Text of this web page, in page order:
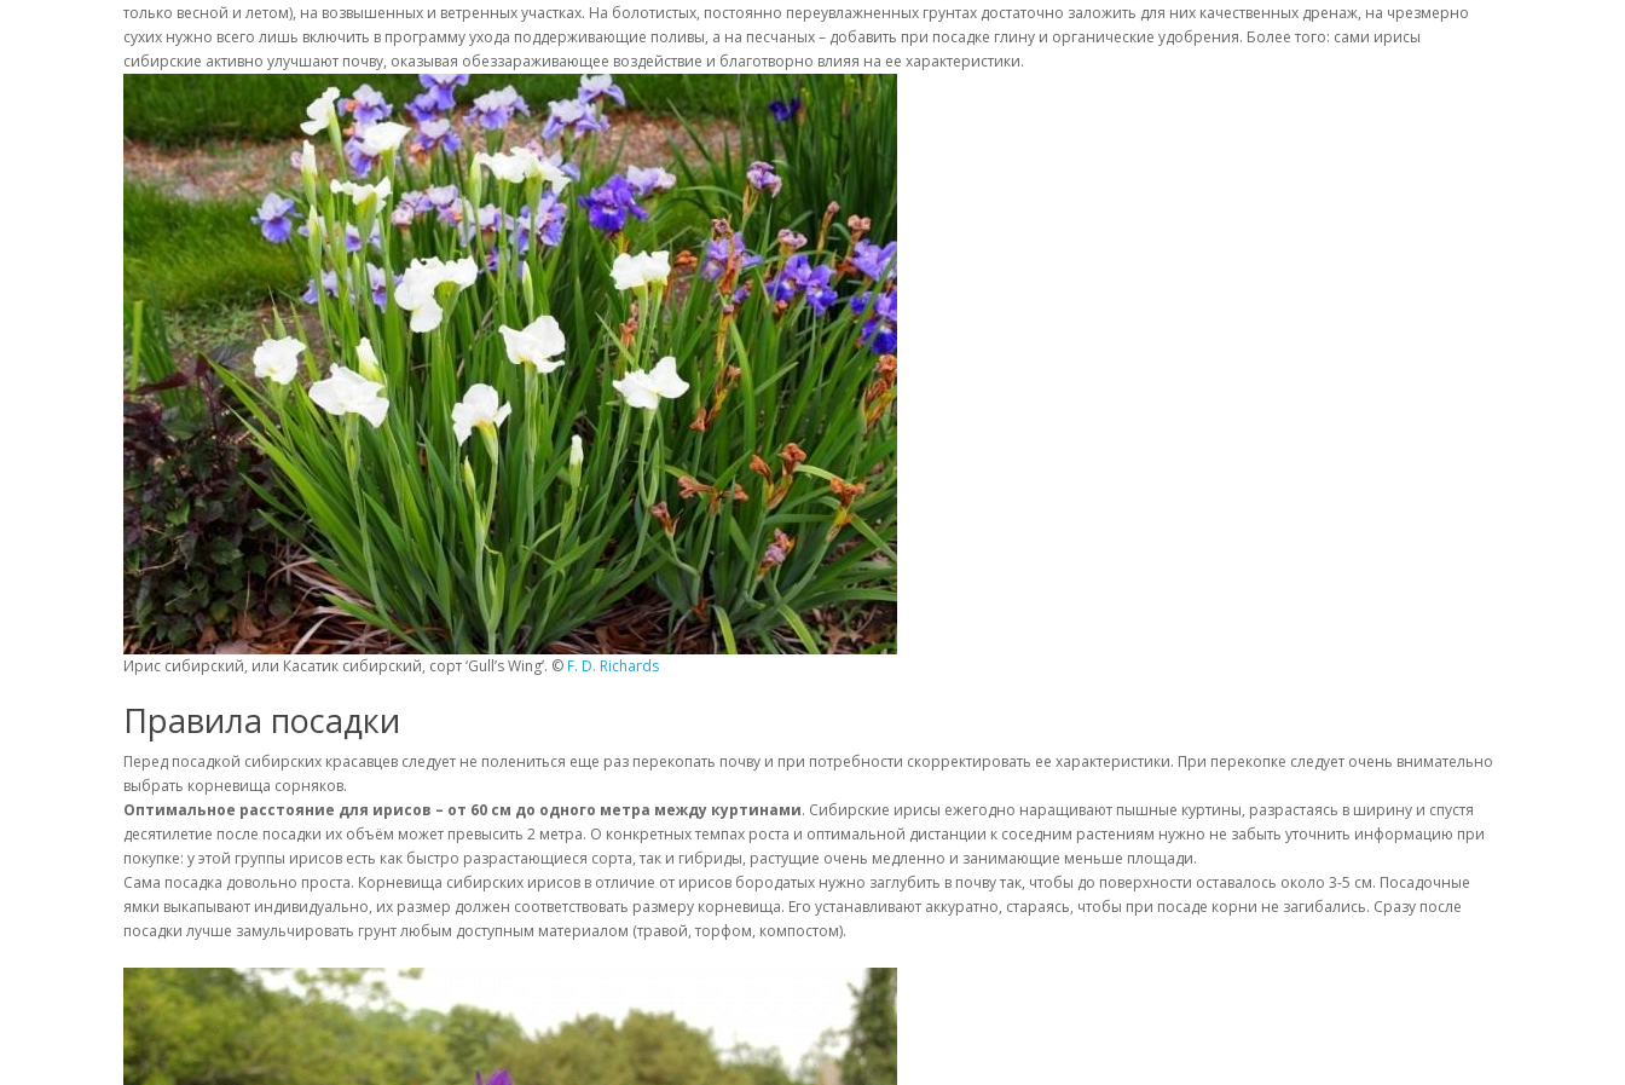
только весной и летом), на возвышенных и ветренных участках. На болотистых, постоянно переувлажненных грунтах достаточно заложить для них качественных дренаж, на чрезмерно
сухих нужно всего лишь включить в программу ухода поддерживающие поливы, а на песчаных – добавить при посадке глину и органические удобрения. Более того: сами ирисы
сибирские активно улучшают почву, оказывая обеззараживающее воздействие и благотворно влияя на ее характеристики.
Ирис сибирский, или Касатик сибирский, сорт ‘Gull’s Wing’. © F. D. Richards
Правила посадки
Перед посадкой сибирских красавцев следует не полениться еще раз перекопать почву и при потребности скорректировать ее характеристики. При перекопке следует очень внимательно
выбрать корневища сорняков.
Оптимальное расстояние для ирисов – от 60 см до одного метра между куртинами. Сибирские ирисы ежегодно наращивают пышные куртины, разрастаясь в ширину и спустя
десятилетие после посадки их объём может превысить 2 метра. О конкретных темпах роста и оптимальной дистанции к соседним растениям нужно не забыть уточнить информацию при
покупке: у этой группы ирисов есть как быстро разрастающиеся сорта, так и гибриды, растущие очень медленно и занимающие меньше площади.
Сама посадка довольно проста. Корневища сибирских ирисов в отличие от ирисов бородатых нужно заглубить в почву так, чтобы до поверхности оставалось около 3-5 см. Посадочные
ямки выкапывают индивидуально, их размер должен соответствовать размеру корневища. Его устанавливают аккуратно, стараясь, чтобы при посаде корни не загибались. Сразу после
посадки лучше замульчировать грунт любым доступным материалом (травой, торфом, компостом).